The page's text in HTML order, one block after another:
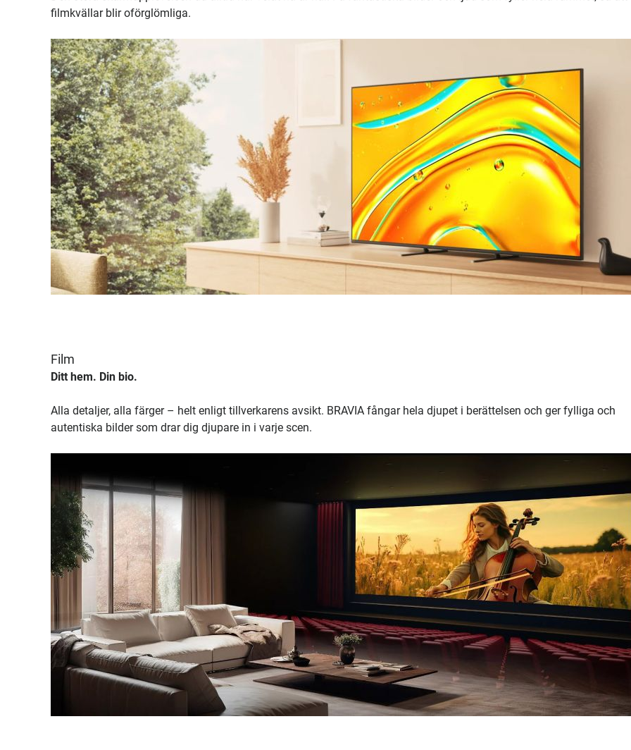
filmkvällar blir oförglömliga.
Film
Ditt hem. Din bio.
Alla detaljer, alla färger – helt enligt tillverkarens avsikt. BRAVIA fångar hela djupet i berättelsen och ger fylliga och
autentiska bilder som drar dig djupare in i varje scen.